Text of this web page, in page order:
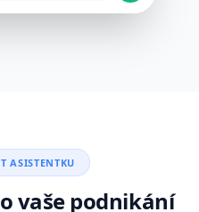
ASISTENTKU
vaše podnikání